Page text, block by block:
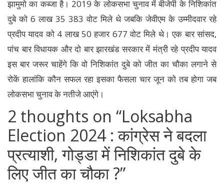
झामुमो का कब्जा है। 2019 के लोकसभा चुनाव में बीजेपी के निशिकांत
दुबे को 6 लाख 35 383 वोट मिले थे जबकि जेवीएम के उम्मीदवार रहे
प्रदीप यादव को 4 लाख 50 हजार 677 वोट मिले थे। एक बार सांसद,
पांच बार विधायक और दो बार झारखंड सरकार में मंत्री रहे प्रदीप यादव
इस बार जरूर चाहेंगे कि वो निशिकांत दुबे को जीत का चौका लगाने से
रोकें हालांकि कौन सफल रहा इसका फैसला चार जून को तब होगा जब
लोकसभा चुनाव के नतीजे आएंगे।
2 thoughts on “Loksabha
Election 2024 : कांग्रेस ने बदला
प्रत्याशी, गोड्डा में निशिकांत दुबे के
लिए जीत का चौका ?”